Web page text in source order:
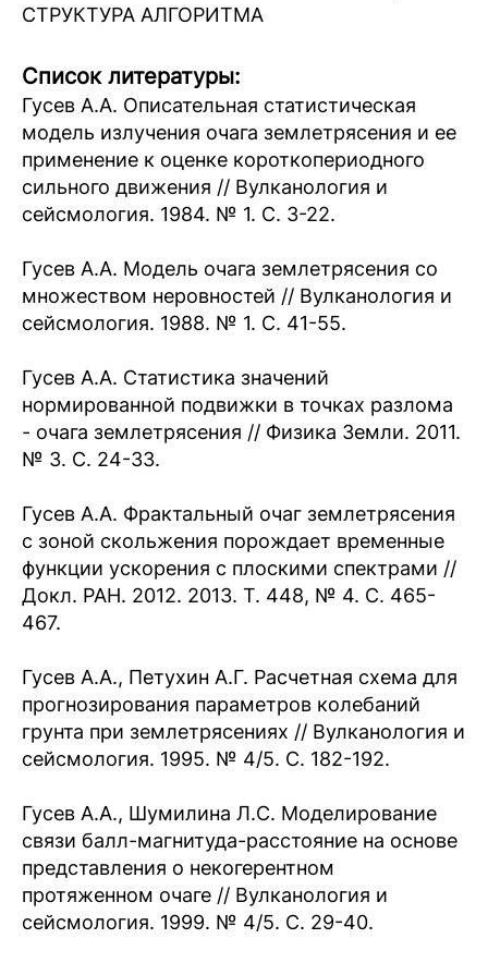
СТРУКТУРА АЛГОРИТМА
Список литературы:
Гусев А.А. Описательная статистическая
модель излучения очага землетрясения и ее
применение к оценке короткопериодного
сильного движения // Вулканология и
сейсмология. 1984. № 1. С. 3-22.
Гусев А.А. Модель очага землетрясения со
множеством неровностей // Вулканология и
сейсмология. 1988. № 1. С. 41-55.
Гусев А.А. Статистика значений
нормированной подвижки в точках разлома
- очага землетрясения // Физика Земли. 2011.
№ 3. С. 24-33.
Гусев А.А. Фрактальный очаг землетрясения
с зоной скольжения порождает временные
функции ускорения с плоскими спектрами //
Докл. РАН. 2012. 2013. Т. 448, № 4. С. 465-
467.
Гусев А.А., Петухин А.Г. Расчетная схема для
прогнозирования параметров колебаний
грунта при землетрясениях // Вулканология и
сейсмология. 1995. № 4/5. С. 182-192.
Гусев A.A., Шумилина Л.С. Моделирование
связи балл-магнитуда-расстояние на основе
представления о некогерентном
протяженном очаге // Вулканология и
сейсмология. 1999. № 4/5. С. 29-40.